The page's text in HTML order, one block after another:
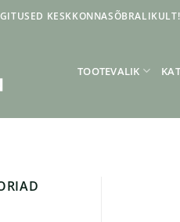
KESKKONNASÕBRALIKULT!
TOOTEVALIK